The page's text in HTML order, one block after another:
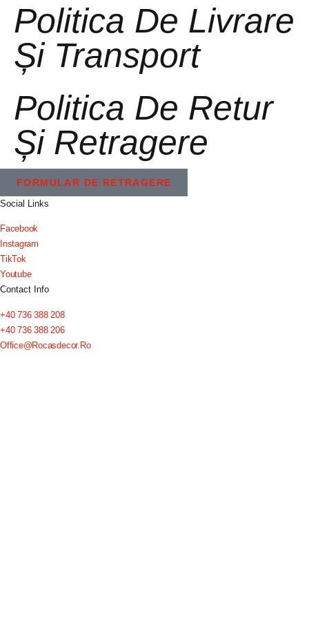
Politica De Livrare
Și Transport
Politica De Retur
Și Retragere
FORMULAR DE RETRAGERE
Social Links
Facebook
Instagram
TikTok
Youtube
Contact Info
+40 736 388 208
+40 736 388 206
Office@rocasdecor.ro